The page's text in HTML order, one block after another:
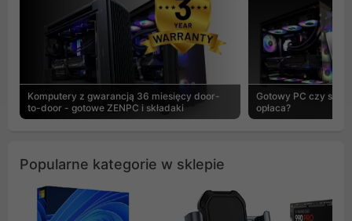
Komputery z gwarancją 36 miesięcy door-
to-door - gotowe ZENPC i składaki
Gotowy PC czy
opłaca?
Popularne kategorie w sklepie